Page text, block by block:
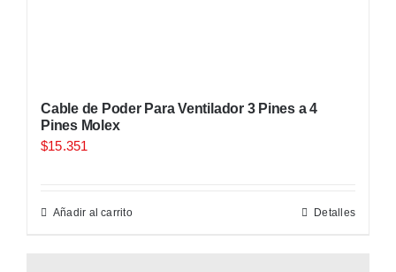
Cable de Poder Para Ventilador 3 Pines a 4
Pines Molex
$15.351
Añadir al carrito Detalles